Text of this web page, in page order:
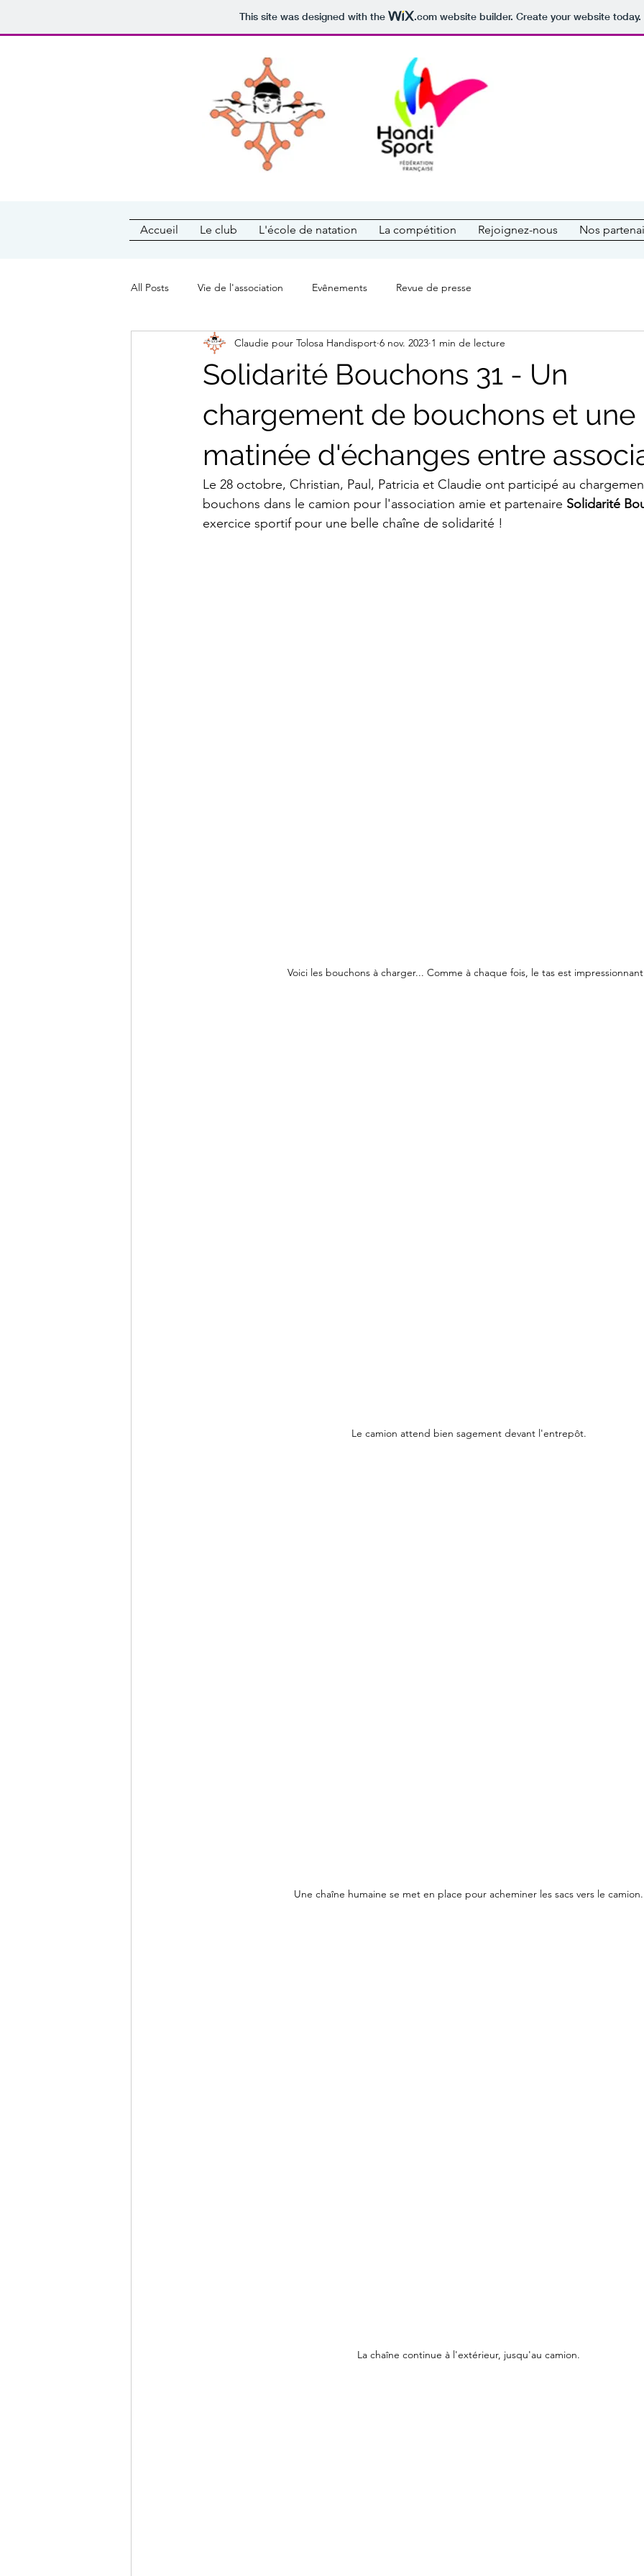
This site was designed with the .comwebsite builder. Create your website today.
Accueil Le club L'école de natation La compétition Rejoignez-nous Nos
All Posts Vie de l'association Evênements Revue de presse
Solidarité Bouchons 31 - Un
chargement de bouchons et une
matinée d'échanges entre
Claudie pour Tolosa Handisport 6 nov. 2023 1 min de lecture
Le 28 octobre, Christian, Paul, Patricia et Claudie ont participé au
bouchons dans le camion pour l'association amie et partenaire Solidarité
exercice sportif pour une belle chaîne de solidarité !
Voici les bouchons à charger... Comme à chaque fois, le tas est
Le camion attend bien sagement devant l'entrepôt.
Une chaîne humaine se met en place pour acheminer les sacs vers le camion.
La chaîne continue à l'extérieur, jusqu'au camion.